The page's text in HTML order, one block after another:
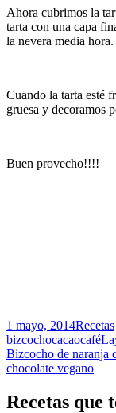
Ahora cubrimos la
tarta con una capa
la nevera media hora.
Cuando la tarta esté
gruesa y decoramos
Buen provecho!!!!
1 mayo, 2014Recetas
bizcochocacaocafé
Bizcocho de naranja
chocolate vegano
Recetas que